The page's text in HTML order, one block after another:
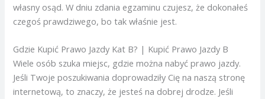
własny osąd. W dniu zdania egzaminu czujesz, że dokonałeś
czegoś prawdziwego, bo tak właśnie jest.
Gdzie Kupić Prawo Jazdy Kat B? | Kupić Prawo Jazdy B
Wiele osób szuka miejsc, gdzie można nabyć prawo jazdy.
Jeśli Twoje poszukiwania doprowadziły Cię na naszą stronę
internetową, to znaczy, że jesteś na dobrej drodze. Jeśli